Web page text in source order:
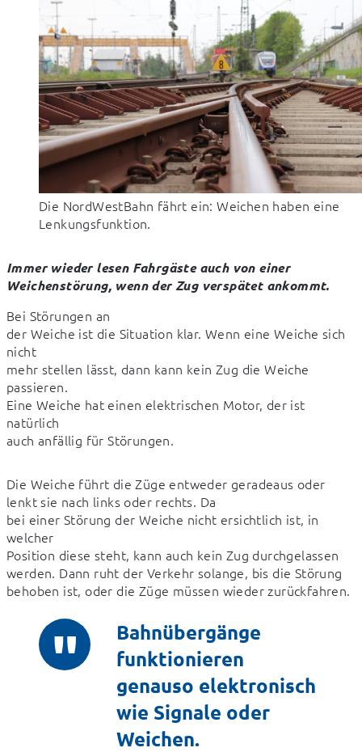
Die NordWestBahn fährt ein: Weichen haben eine
Lenkungsfunktion.
Immer wieder lesen Fahrgäste auch von einer
Weichenstörung, wenn der Zug verspätet ankommt.
Bei Störungen an
der Weiche ist die Situation klar. Wenn eine Weiche sich
nicht
mehr stellen lässt, dann kann kein Zug die Weiche
passieren.
Eine Weiche hat einen elektrischen Motor, der ist
natürlich
auch anfällig für Störungen.
Die Weiche führt die Züge entweder geradeaus oder
lenkt sie nach links oder rechts. Da
bei einer Störung der Weiche nicht ersichtlich ist, in
welcher
Position diese steht, kann auch kein Zug durchgelassen
werden. Dann ruht der Verkehr solange, bis die Störung
behoben ist, oder die Züge müssen wieder zurückfahren.
Bahnübergänge
funktionieren
genauso elektronisch
wie Signale oder
Weichen.